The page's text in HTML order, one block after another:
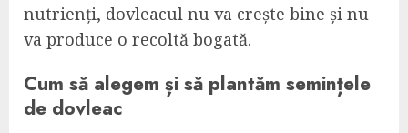
nutrienți, dovleacul nu va crește bine și nu
va produce o recoltă bogată.
Cum să alegem și să plantăm semințele
de dovleac